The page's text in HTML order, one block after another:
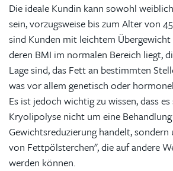
Die ideale Kundin kann sowohl
sein, vorzugsweise bis zum Alter von
sind Kunden mit leichtem
deren BMI im normalen Bereich liegt,
Lage sind, das Fett an bestimmten
was vor allem genetisch oder
Es ist jedoch wichtig zu wissen, dass
Kryolipolyse nicht um eine
Gewichtsreduzierung handelt, sondern
von Fettpölsterchen", die auf andere
werden können.